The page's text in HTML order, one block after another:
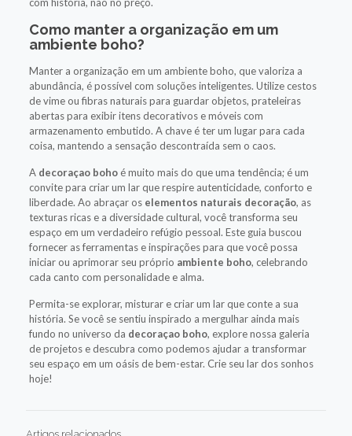
Como manter a organização em um
ambiente boho?
Manter a organização em um ambiente boho, que valoriza a
abundância, é possível com soluções inteligentes. Utilize cestos
de vime ou fibras naturais para guardar objetos, prateleiras
abertas para exibir itens decorativos e móveis com
armazenamento embutido. A chave é ter um lugar para cada
coisa, mantendo a sensação descontraída sem o caos.
A decoraçao bohoé muito mais do que uma tendência; é um
convite para criar um lar que respire autenticidade, conforto e
liberdade. Ao abraçar os elementos naturais decoração, as
texturas ricas e a diversidade cultural, você transforma seu
espaço em um verdadeiro refúgio pessoal. Este guia buscou
fornecer as ferramentas e inspirações para que você possa
iniciar ou aprimorar seu próprio ambiente boho, celebrando
cada canto com personalidade e alma.
Permita-se explorar, misturar e criar um lar que conte a sua
história. Se você se sentiu inspirado a mergulhar ainda mais
fundo no universo da decoraçao boho, explore nossa galeria
de projetos e descubra como podemos ajudar a transformar
seu espaço em um oásis de bem-estar. Crie seu lar dos sonhos
hoje!